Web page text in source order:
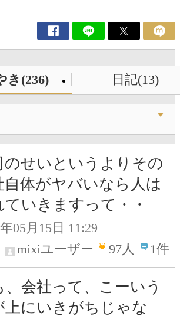
き(236) 日記(13)
のせいというよりその
自体がヤバいなら人は
ていきますって・・
05月15日 11:29
mixiユーザー
97人 1件
、会社って、こーいう
上にいきがちじゃな